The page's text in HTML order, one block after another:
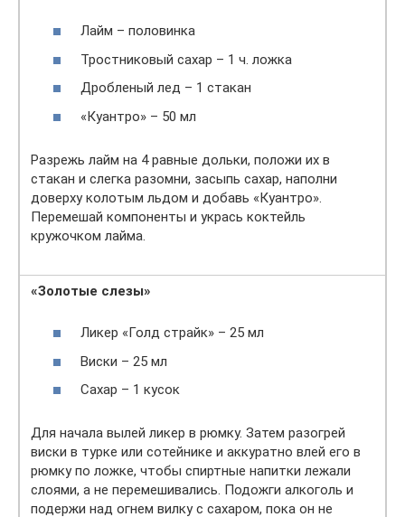
Лайм – половинка
Тростниковый сахар – 1 ч. ложка
Дробленый лед – 1 стакан
«Куантро» – 50 мл
Разрежь лайм на 4 равные дольки, положи их в
стакан и слегка разомни, засыпь сахар, наполни
доверху колотым льдом и добавь «Куантро».
Перемешай компоненты и укрась коктейль
кружочком лайма.
«Золотые слезы»
Ликер «Голд страйк» – 25 мл
Виски – 25 мл
Сахар – 1 кусок
Для начала вылей ликер в рюмку. Затем разогрей
виски в турке или сотейнике и аккуратно влей его в
рюмку по ложке, чтобы спиртные напитки лежали
слоями, а не перемешивались. Подожги алкоголь и
подержи над огнем вилку с сахаром, пока он не